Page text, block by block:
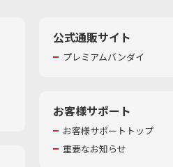
公式通販サイト
プレミアムバンダイ
お客様サポート
お客様サポートトップ
重要なお知らせ